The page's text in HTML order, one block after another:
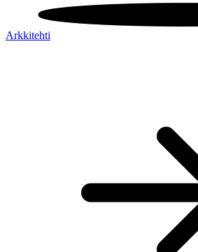
Arkkitehti